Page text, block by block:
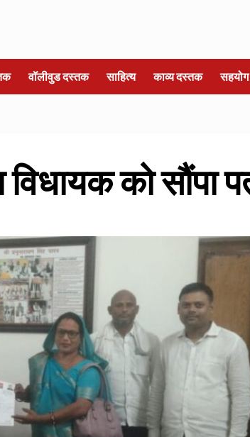
वॉलीवुड दस्तक साहित्य काव्य दस्तक
को सौंपा